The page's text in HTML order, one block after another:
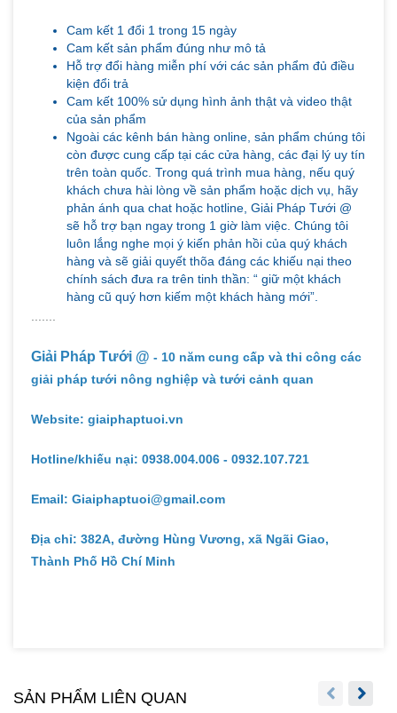
Cam kết 1 đổi 1 trong 15 ngày
Cam kết sản phẩm đúng như mô tả
Hỗ trợ đổi hàng miễn phí với các sản phẩm đủ điều
kiện đổi trả
Cam kết 100% sử dụng hình ảnh thật và video thật
của sản phẩm
Ngoài các kênh bán hàng online, sản phẩm chúng tôi
còn được cung cấp tại các cửa hàng, các đại lý uy tín
trên toàn quốc. Trong quá trình mua hàng, nếu quý
khách chưa hài lòng về sản phẩm hoặc dịch vụ, hãy
phản ánh qua chat hoặc hotline, Giải Pháp Tưới @
sẽ hỗ trợ bạn ngay trong 1 giờ làm việc. Chúng tôi
luôn lắng nghe mọi ý kiến phản hồi của quý khách
hàng và sẽ giải quyết thõa đáng các khiếu nại theo
chính sách đưa ra trên tinh thần: “ giữ một khách
hàng cũ quý hơn kiếm một khách hàng mới”.
Giải Pháp Tưới @ - 10 năm cung cấp và thi công các
giải pháp tưới nông nghiệp và tưới cảnh quan
Website: giaiphaptuoi.vn
Hotline/khiếu nại: 0938.004.006 - 0932.107.721
Email: Giaiphaptuoi@gmail.com
Địa chỉ: 382A, đường Hùng Vương, xã Ngãi Giao,
Thành Phố Hồ Chí Minh
SẢN PHẨM LIÊN QUAN